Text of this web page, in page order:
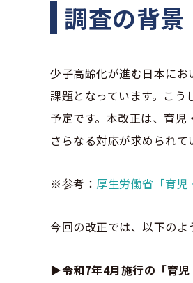
調査の背景
少子高齢化が進む日本に
課題となっています。こ
予定です。本改正は、育
さらなる対応が求められて
※参考： 厚生労働省「育児
今回の改正では、以下のよ
▶令和7年4月施行の「育児